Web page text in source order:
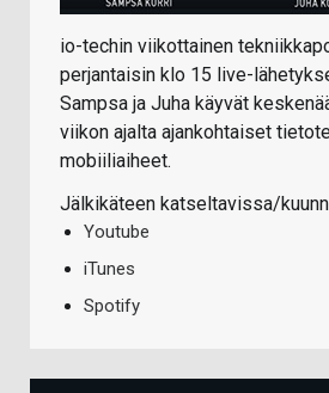
io-techin viikottainen
perjantaisin klo 15 live-
Sampsa ja Juha käyvät
viikon ajalta ajankohtaiset
mobiiliaiheet.
Jälkikäteen katseltavissa/
Youtube
iTunes
Spotify